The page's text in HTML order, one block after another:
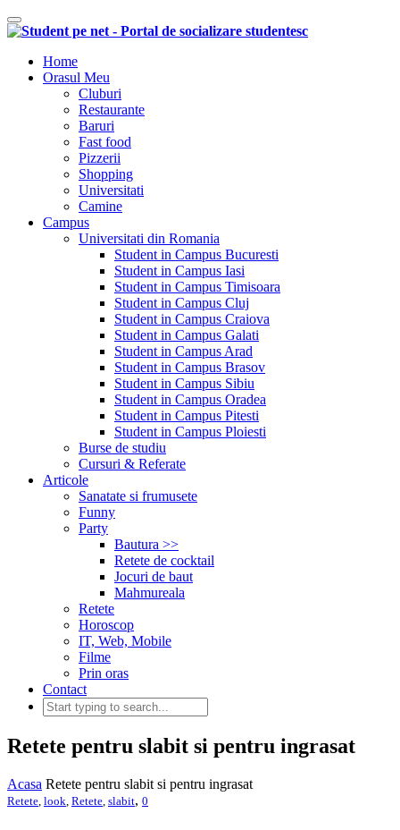
Comutare navigare
Home
Orasul Meu
Cluburi
Restaurante
Baruri
Fast food
Pizzerii
Shopping
Universitati
Camine
Campus
Universitati din Romania
Student in Campus Bucuresti
Student in Campus Iasi
Student in Campus Timisoara
Student in Campus Cluj
Student in Campus Craiova
Student in Campus Galati
Student in Campus Arad
Student in Campus Brasov
Student in Campus Sibiu
Student in Campus Oradea
Student in Campus Pitesti
Student in Campus Ploiesti
Burse de studiu
Cursuri & Referate
Articole
Sanatate si frumusete
Funny
Party
Bautura >>
Retete de cocktail
Jocuri de baut
Mahmureala
Retete
Horoscop
IT, Web, Mobile
Filme
Prin oras
Contact
Retete pentru slabit si pentru ingrasat
Acasa Retete pentru slabit si pentru ingrasat
Retete look Retete slabit, 0